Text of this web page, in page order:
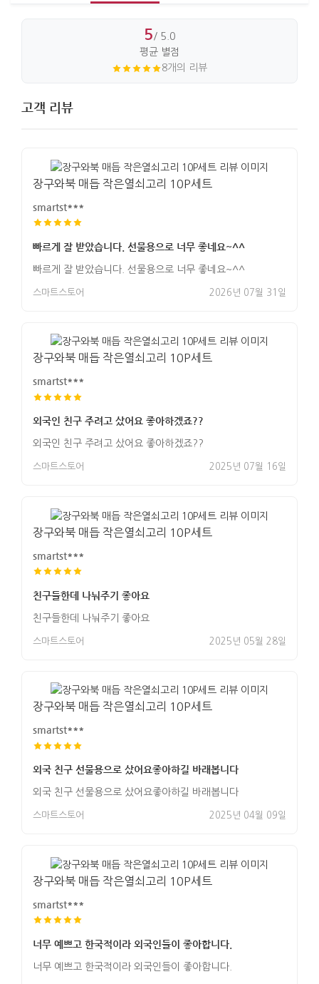
5/ 5.0
평균 별점
8개의 리뷰
고객 리뷰
장구와북 매듭 작은열쇠고리 10P세트
smartst***
빠르게 잘 받았습니다. 선물용으로 너무 좋네요~^^
빠르게 잘 받았습니다. 선물용으로 너무 좋네요~^^
스마트스토어 2026년 07월 31일
장구와북 매듭 작은열쇠고리 10P세트
smartst***
외국인 친구 주려고 샀어요 좋아하겠죠??
외국인 친구 주려고 샀어요 좋아하겠죠??
스마트스토어 2025년 07월 16일
장구와북 매듭 작은열쇠고리 10P세트
smartst***
친구들한데 나눠주기 좋아요
친구들한데 나눠주기 좋아요
스마트스토어 2025년 05월 28일
장구와북 매듭 작은열쇠고리 10P세트
smartst***
외국 친구 선물용으로 샀어요좋아하길 바래봅니다
외국 친구 선물용으로 샀어요좋아하길 바래봅니다
스마트스토어 2025년 04월 09일
장구와북 매듭 작은열쇠고리 10P세트
smartst***
너무 예쁘고 한국적이라 외국인들이 좋아합니다.
너무 예쁘고 한국적이라 외국인들이 좋아합니다.